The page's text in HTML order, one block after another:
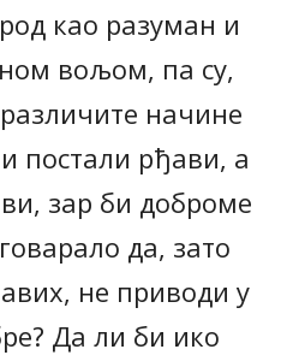
као разуман и
вољом, па су,
начине
постали рђави, а
зар би доброме
да, зато
не приводи у
Да ли би ико